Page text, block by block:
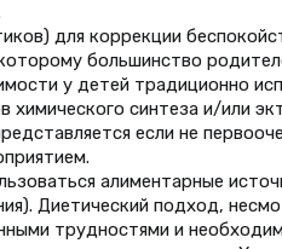
для коррекции
большинство
у детей традиционно
синтеза и/или
если не
алиментарные
Диетический подход,
трудностями и